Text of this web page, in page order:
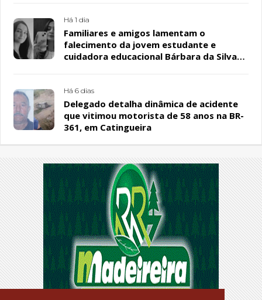
Há 1 dia
Familiares e amigos lamentam o
falecimento da jovem estudante e
cuidadora educacional Bárbara da Silva
Há 6 dias
Delegado detalha dinâmica de acidente
que vitimou motorista de 58 anos na BR-
361, em Catingueira